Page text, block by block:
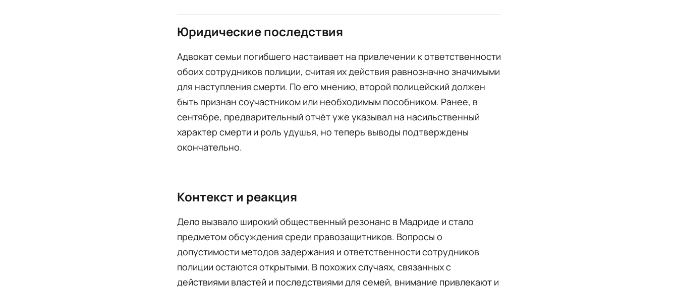
Юридические последствия
Адвокат семьи погибшего настаивает на привлечении к ответственности
обоих сотрудников полиции, считая их действия равнозначно значимыми
для наступления смерти. По его мнению, второй полицейский должен
быть признан соучастником или необходимым пособником. Ранее, в
сентябре, предварительный отчёт уже указывал на насильственный
характер смерти и роль удушья, но теперь выводы подтверждены
окончательно.
Контекст и реакция
Дело вызвало широкий общественный резонанс в Мадриде и стало
предметом обсуждения среди правозащитников. Вопросы о
допустимости методов задержания и ответственности сотрудников
полиции остаются открытыми. В похожих случаях, связанных с
действиями властей и последствиями для семей, внимание привлекают и